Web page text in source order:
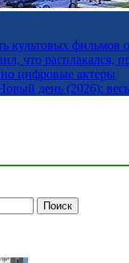
культовых фильмов
что расплакался,
цифровые актеры
день (2026):